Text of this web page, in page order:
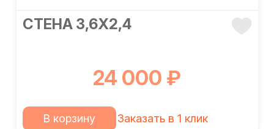
СТЕНА 3,6Х2,4
24 000 ₽
В корзину Заказать в 1 клик